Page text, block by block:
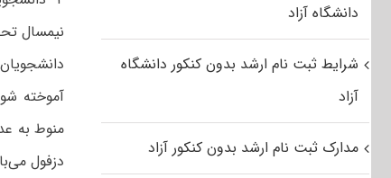
آموخته
دزفول
دانشگاه آزاد
شرایط ثبت نام ارشد بدون کنکور دانشگاه
آزاد
مدارک ثبت نام ارشد بدون کنکور آزاد